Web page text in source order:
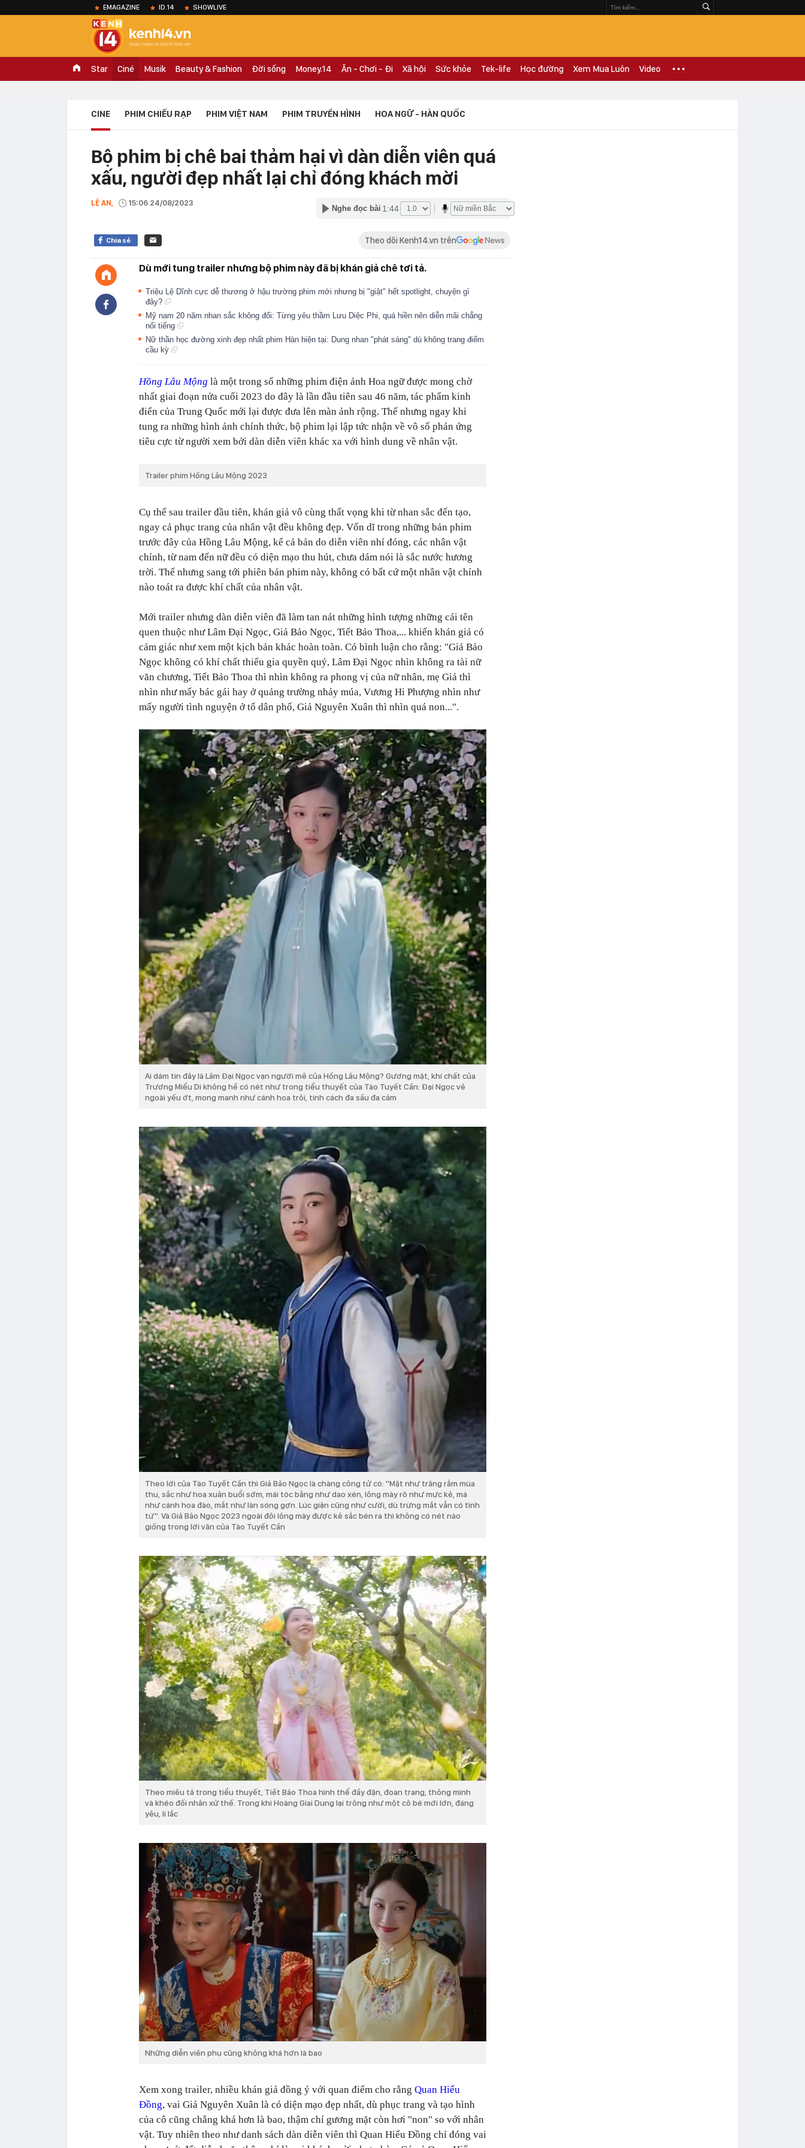
EMAGAZINE ID.14 SHOWLIVE
Star Ciné Musik Beauty & Fashion Đời sống Money.14 Ăn - Chơi - Đi Xã hội Sức khỏe Tek-life Học đường Xem Mua Luôn Video
CINE PHIM CHIẾU RẠP PHIM VIỆT NAM PHIM TRUYỀN HÌNH HOA NGỮ - HÀN QUỐC
Bộ phim bị chê bai thảm hại vì dàn diễn viên quá
xấu, người đẹp nhất lại chỉ đóng khách mời
LỆ AN, 15:06 24/08/2023
Nghe đọc bài 1:44
Chia sẻ Theo dõi Kenh14.vn trên
Dù mới tung trailer nhưng bộ phim này đã bị khán giả chê tơi tả.
Triệu Lệ Dĩnh cực dễ thương ở hậu trường phim mới nhưng bị "giật" hết spotlight, chuyện gì
đây?
Mỹ nam 20 năm nhan sắc không đổi: Từng yêu thầm Lưu Diệc Phi, quá hiền nên diễn mãi chẳng
nổi tiếng
Nữ thần học đường xinh đẹp nhất phim Hàn hiện tại: Dung nhan "phát sáng" dù không trang điểm
cầu kỳ
Hồng Lâu Mộng là một trong số những phim điện ảnh Hoa ngữ được mong chờ
nhất giai đoạn nửa cuối 2023 do đây là lần đầu tiên sau 46 năm, tác phẩm kinh
điển của Trung Quốc mới lại được đưa lên màn ảnh rộng. Thế nhưng ngay khi
tung ra những hình ảnh chính thức, bộ phim lại lập tức nhận về vô số phản ứng
tiêu cực từ người xem bởi dàn diễn viên khác xa với hình dung về nhân vật.
Trailer phim Hồng Lâu Mộng 2023
Cụ thể sau trailer đầu tiên, khán giả vô cùng thất vọng khi từ nhan sắc đến tạo,
ngay cả phục trang của nhân vật đều không đẹp. Vốn dĩ trong những bản phim
trước đây của Hồng Lâu Mộng, kể cả bản do diễn viên nhí đóng, các nhân vật
chính, từ nam đến nữ đều có diện mạo thu hút, chưa dám nói là sắc nước hương
trời. Thế nhưng sang tới phiên bản phim này, không có bất cứ một nhân vật chính
nào toát ra được khí chất của nhân vật.
Mới trailer nhưng dàn diễn viên đã làm tan nát những hình tượng những cái tên
quen thuộc như Lâm Đại Ngọc, Giả Bảo Ngọc, Tiết Bảo Thoa,... khiến khán giả có
cảm giác như xem một kịch bản khác hoàn toàn. Có bình luận cho rằng: "Giả Bảo
Ngọc không có khí chất thiếu gia quyền quý, Lâm Đại Ngọc nhìn không ra tài nữ
văn chương, Tiết Bảo Thoa thì nhìn không ra phong vị của nữ nhân, mẹ Giả thì
nhìn như mấy bác gái hay ở quảng trường nhảy múa, Vương Hi Phượng nhìn như
mấy người tình nguyện ở tổ dân phố, Giả Nguyên Xuân thì nhìn quá non...".
Ai dám tin đây là Lâm Đại Ngọc vạn người mê của Hồng Lâu Mộng? Gương mặt, khí chất của
Trương Miểu Di không hề có nét như trong tiểu thuyết của Tào Tuyết Cần: Đại Ngọc vẻ
ngoài yếu ớt, mong manh như cánh hoa trôi, tính cách đa sầu đa cảm
Theo lời của Tào Tuyết Cần thì Giả Bảo Ngọc là chàng công tử có: ''Mặt như trăng rằm mùa
thu, sắc như hoa xuân buổi sớm, mái tóc bằng như dao xén, lông mày rõ như mực kẻ, má
như cánh hoa đào, mắt như làn sóng gợn. Lúc giận cũng như cười, dù trừng mắt vẫn có tình
tứ''. Và Giả Bảo Ngọc 2023 ngoài đôi lông mày được kẻ sắc bén ra thì không có nét nào
giống trong lời văn của Tào Tuyết Cần
Theo miêu tả trong tiểu thuyết, Tiết Bảo Thoa hình thể đầy đặn, đoan trang, thông minh
và khéo đối nhân xử thế. Trong khi Hoàng Giai Dung lại trông như một cô bé mới lớn, đáng
yêu, lí lắc
Những diễn viên phụ cũng không khá hơn là bao
Xem xong trailer, nhiều khán giả đồng ý với quan điểm cho rằng Quan Hiểu
Đồng, vai Giả Nguyên Xuân là có diện mạo đẹp nhất, dù phục trang và tạo hình
của cô cũng chẳng khá hơn là bao, thậm chí gương mặt còn hơi "non" so với nhân
vật. Tuy nhiên theo như danh sách dàn diễn viên thì Quan Hiểu Đồng chỉ đóng vai